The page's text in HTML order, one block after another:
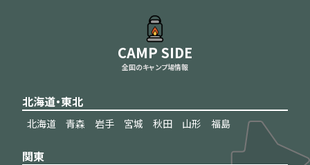
CAMP SIDE
全国のキャンプ場情報
北海道・東北
北海道 青森 岩手 宮城 秋田 山形 福島
関東